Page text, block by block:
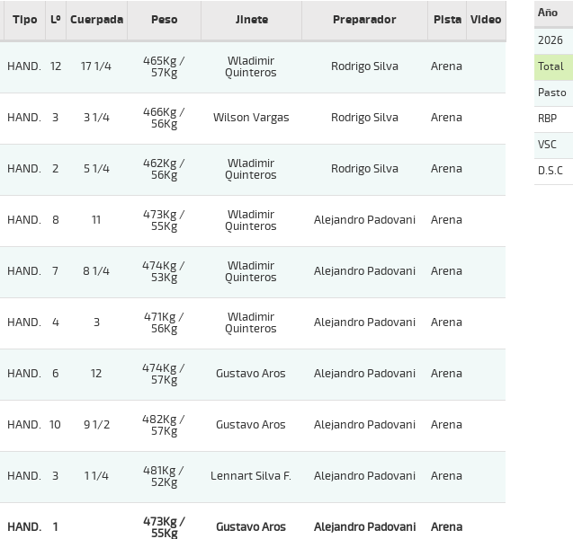
Tipo Lº Cuerpada Peso Jinete Preparador Pista Video
HAND. 12 17 1/4
465Kg /
57Kg
Wladimir
Quinteros
Rodrigo Silva Arena
HAND. 3 3 1/4
466Kg /
56Kg
Wilson Vargas Rodrigo Silva Arena
HAND. 2 5 1/4
462Kg /
56Kg
Wladimir
Quinteros
Rodrigo Silva Arena
HAND. 8 11
473Kg /
55Kg
Wladimir
Quinteros
Alejandro Padovani Arena
HAND. 7 8 1/4
474Kg /
53Kg
Wladimir
Quinteros
Alejandro Padovani Arena
HAND. 4 3
471Kg /
56Kg
Wladimir
Quinteros
Alejandro Padovani Arena
HAND. 6 12
474Kg /
57Kg
Gustavo Aros Alejandro Padovani Arena
HAND. 10 9 1/2
482Kg /
57Kg
Gustavo Aros Alejandro Padovani Arena
HAND. 3 1 1/4
481Kg /
52Kg
Lennart Silva F. Alejandro Padovani Arena
HAND. 1
473Kg /
55Kg
Gustavo Aros Alejandro Padovani Arena
Año
2026
Total
Pasto
RBP
VSC
D.S.C